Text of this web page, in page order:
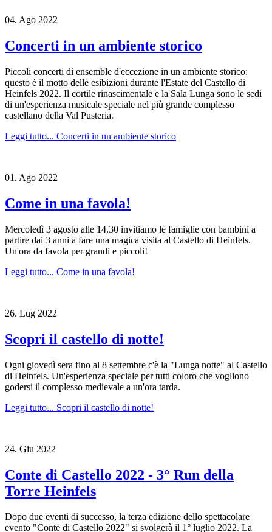
04. Ago 2022
Concerti in un ambiente storico
Piccoli concerti di ensemble d'eccezione in un ambiente storico:
questo è il motto delle esibizioni durante l'Estate del Castello di
Heinfels 2022. Il cortile rinascimentale e la Sala Lunga sono le sedi
di un'esperienza musicale speciale nel più grande complesso
castellano della Val Pusteria.
Leggi tutto... Concerti in un ambiente storico
01. Ago 2022
Come in una favola!
Mercoledì 3 agosto alle 14.30 invitiamo le famiglie con bambini a
partire dai 3 anni a fare una magica visita al Castello di Heinfels.
Un'ora da favola per grandi e piccoli!
Leggi tutto... Come in una favola!
26. Lug 2022
Scopri il castello di notte!
Ogni giovedì sera fino al 8 settembre c'è la "Lunga notte" al Castello
di Heinfels. Un'esperienza speciale per tutti coloro che vogliono
godersi il complesso medievale a un'ora tarda.
Leggi tutto... Scopri il castello di notte!
24. Giu 2022
Conte di Castello 2022 - 3° Run della
Torre Heinfels
Dopo due eventi di successo, la terza edizione dello spettacolare
evento "Conte di Castello 2022" si svolgerà il 1° luglio 2022. La